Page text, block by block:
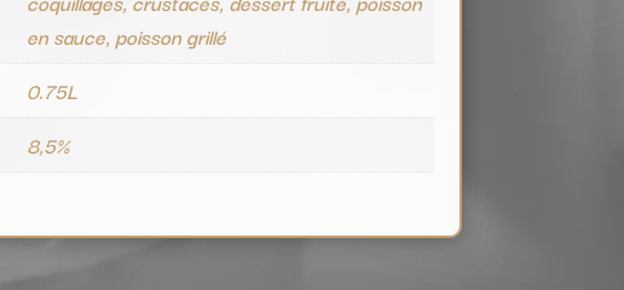
en sauce, poisson grillé
0.75L
8,5%